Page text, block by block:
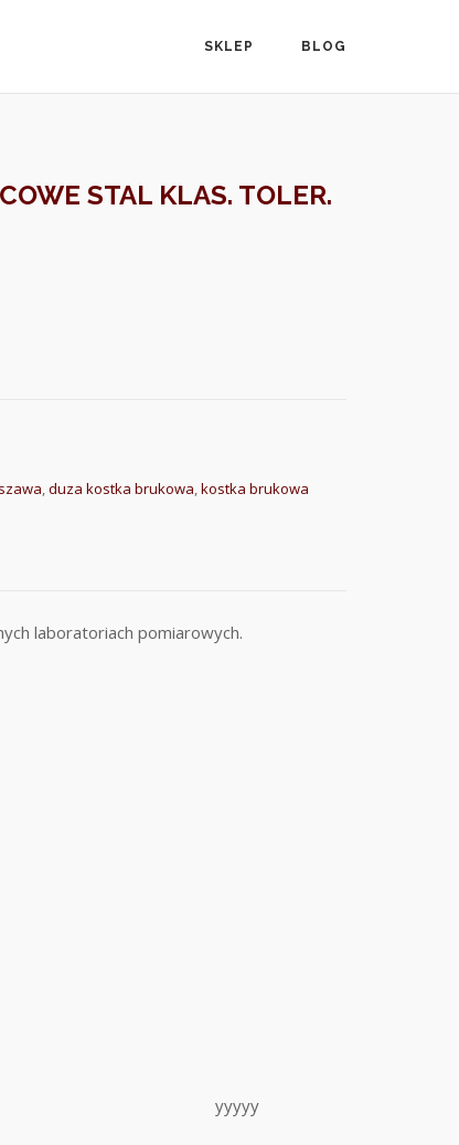
SKLEP BLOG
STAL KLAS. TOLER.
,duza kostka brukowa,kostka brukowa
laboratoriach pomiarowych.
yyyyy